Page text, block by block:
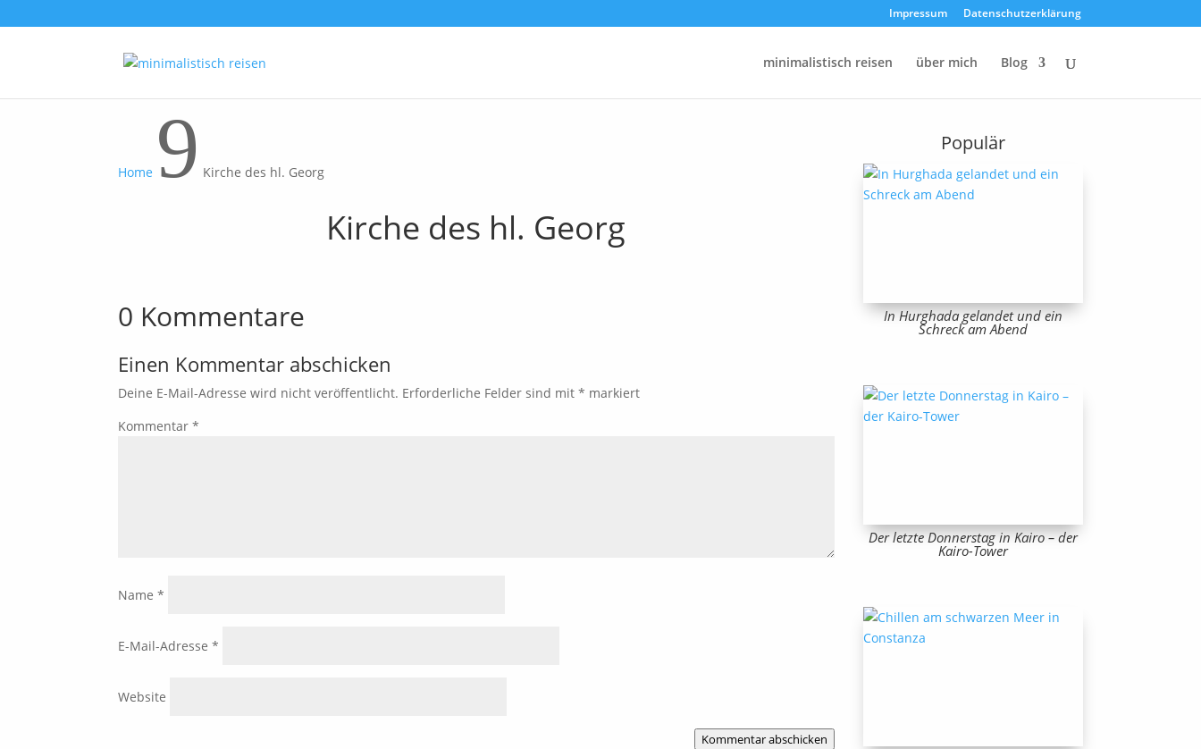
Impressum Datenschutzerklärung
minimalistisch reisen über mich Blog
Home 9 Kirche des hl. Georg
Kirche des hl. Georg
0 Kommentare
Einen Kommentar abschicken
Deine E-Mail-Adresse wird nicht veröffentlicht. Erforderliche Felder sind mit * markiert
Kommentar *
Name *
E-Mail-Adresse *
Website
Kommentar abschicken
Populär
In Hurghada gelandet und ein
Schreck am Abend
Der letzte Donnerstag in Kairo – der
Kairo-Tower